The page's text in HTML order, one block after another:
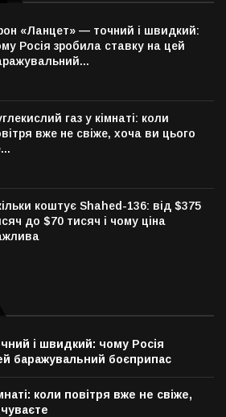
«Ланцет» — точний і швидкий:
Росія зробила ставку на цей
газ у кімнаті: коли
вже не свіже, хоча ви цього
коштує Shahed-136: від $375
до $70 тисяч і чому ціна
і швидкий: чому Росія
баражувальний боєприпас
коли повітря вже не свіже,